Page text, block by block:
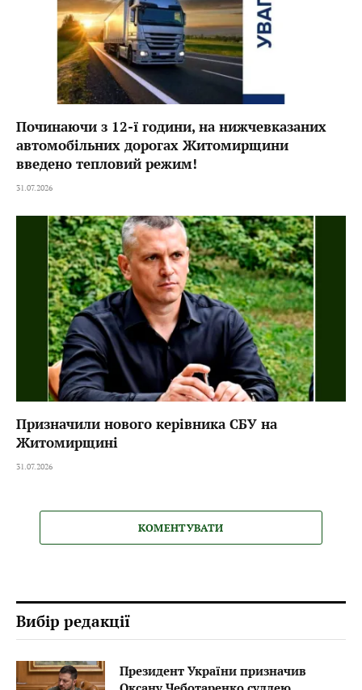
Починаючи з 12-ї години, на нижчевказаних
автомобільних дорогах Житомирщини
введено тепловий режим!
31.07.2026
Призначили нового керівника СБУ на
Житомирщині
31.07.2026
КОМЕНТУВАТИ
Вибір редакції
Президент України призначив